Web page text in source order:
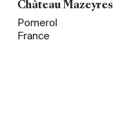
Château Mazeyres
Pomerol
France